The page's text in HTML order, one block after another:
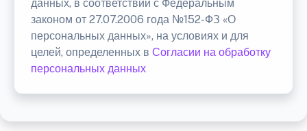
данных, в соответствии с Федеральным
законом от 27.07.2006 года №152-ФЗ «О
персональных данных», на условиях и для
целей, определенных в Согласии на обработку
персональных данных